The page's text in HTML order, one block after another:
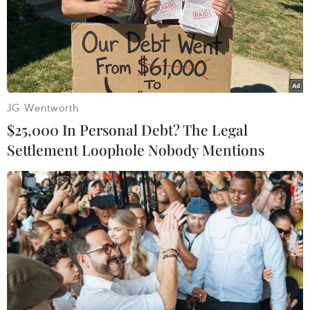
Katherine Tai nhất trí triển khai
hiệu quả khuôn khổ quan hệ Đối
tác Chiến lược toàn diện, nhất là
lĩnh vực kinh tế, thương mại, đầu
tư.
(TTXVN/Vietnam+)
JG Wentworth
$25,000 In Personal Debt? The Legal
Settlement Loophole Nobody Mentions